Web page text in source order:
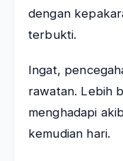
dengan
terbukti.
Ingat,
rawatan. Lebih
menghadapi
kemudian hari.